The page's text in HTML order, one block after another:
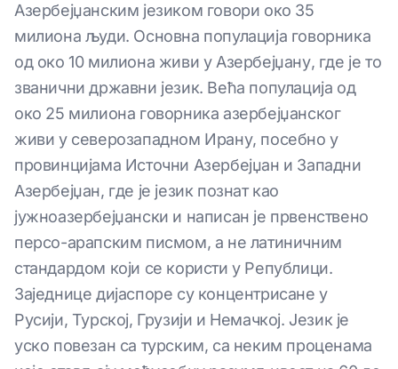
Азербејџанским језиком говори око 35
милиона људи. Основна популација говорника
од око 10 милиона живи у Азербејџану, где је то
званични државни језик. Већа популација од
око 25 милиона говорника азербејџанског
живи у северозападном Ирану, посебно у
провинцијама Источни Азербејџан и Западни
Азербејџан, где је језик познат као
јужноазербејџански и написан је првенствено
персо-арапским писмом, а не латиничним
стандардом који се користи у Републици.
Заједнице дијаспоре су концентрисане у
Русији, Турској, Грузији и Немачкој. Језик је
уско повезан са турским, са неким проценама